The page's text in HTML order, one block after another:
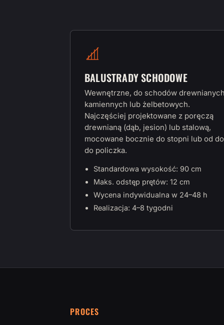
BALUSTRADY SCHODOWE
Wewnętrzne, do schodów
kamiennych lub żelbetowych.
Najczęściej projektowane z poręczą
drewnianą (dąb, jesion) lub stalową,
mocowane bocznie do stopni lub od
do policzka.
Standardowa wysokość: 90 cm
Maks. odstęp prętów: 12 cm
Wycena indywidualna w 24–48 h
Realizacja: 4–8 tygodni
PROCES